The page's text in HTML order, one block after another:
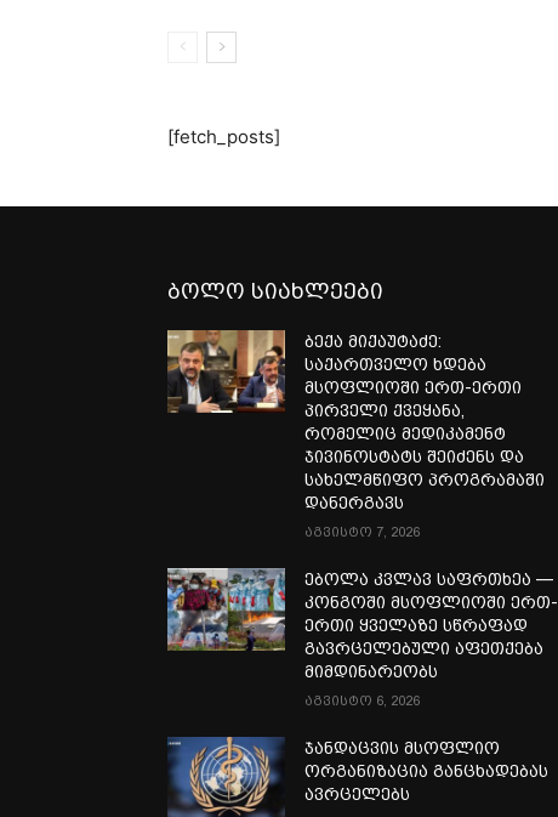
[fetch_posts]
ბოლო სიახლეები
ბექა მიქაუტაძე:
საქართველო ხდება
მსოფლიოში ერთ-ერთი
პირველი ქვეყანა,
რომელიც მედიკამენტ
ჯივინოსტატს შეიძენს და
სახელმწიფო პროგრამაში
დანერგავს
აგვისტო 7, 2026
ებოლა კვლავ საფრთხეა —
კონგოში მსოფლიოში ერთ-
ერთი ყველაზე სწრაფად
გავრცელებული აფეთქება
მიმდინარეობს
აგვისტო 6, 2026
ჯანდაცვის მსოფლიო
ორგანიზაცია განცხადებას
ავრცელებს